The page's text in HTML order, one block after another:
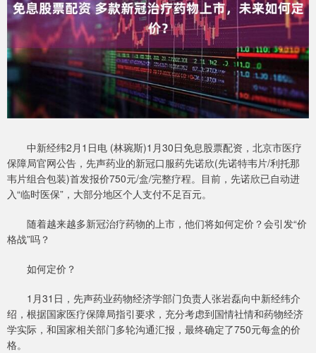
中新经纬2月1日电 (林琬斯)1月30日免息股票配资，北京市医疗
保障局官网公告，先声药业的新冠口服药先诺欣(先诺特韦片/利托那
韦片组合包装)首发报价750元/盒/完整疗程。目前，先诺欣已自动进
入“临时医保”，大部分地区个人支付不足百元。
随着越来越多新冠治疗药物的上市，他们将如何定价？会引发“价
格战”吗？
如何定价？
1月31日，先声药业药物经济学部门负责人张岩磊向中新经纬介
绍，根据国家医疗保障局指引要求，充分考虑到国情社情和药物经济
学实际，和国家相关部门多轮沟通汇报，最终确定了750元每盒的价
格。